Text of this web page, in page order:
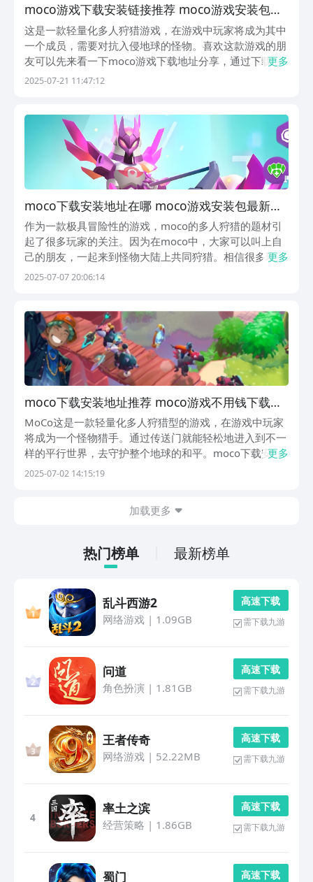
moco游戏下载安装链接推荐 moco游戏安装包下
载入口
这是一款轻量化多人狩猎游戏，在游戏中玩家将成为其中
一个成员，需要对抗入侵地球的怪物。喜欢这款游戏的朋
友可以先来看一下moco游戏下载地址分享，通过下载游
戏就可以尽情的体验游戏，感受游戏的趣味性操作。玩家
更多
2025-07-21 11:47:12
moco下载安装地址在哪 moco游戏安装包最新版
本下载
作为一款极具冒险性的游戏，moco的多人狩猎的题材引
起了很多玩家的关注。因为在moco中，大家可以叫上自
己的朋友，一起来到怪物大陆上共同狩猎。相信很多玩家
已经迫不及待了，那么，moco下载安装地址在哪？本期
更多
2025-07-07 20:06:14
moco下载安装地址推荐 moco游戏不用钱下载链
接
MoCo这是一款轻量化多人狩猎型的游戏，在游戏中玩家
将成为一个怪物猎手。通过传送门就能轻松地进入到不一
样的平行世界，去守护整个地球的和平。moco下载安装
地址这就是今天所谓大家分享的内容，玩家可以一起去看
更多
2025-07-02 14:15:19
加载更多
热门榜单 最新榜单
乱斗西游2
网络游戏| 1.09GB
高 速 下 载
需下载九游
问道
角色扮演 | 1.81GB
高 速 下 载
需下载九游
王者传奇
网络游戏| 52.22MB
高 速 下 载
需下载九游
4
率土之滨
经营策略 | 1.86GB
高 速 下 载
需下载九游
蜀门 高 速 下 载